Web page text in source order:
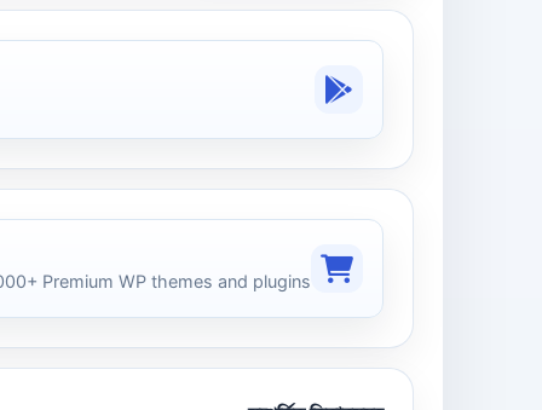
Premium WP themes and plugins